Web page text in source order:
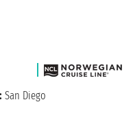
San Diego